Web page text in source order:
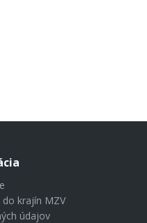
krajín MZV
údajov